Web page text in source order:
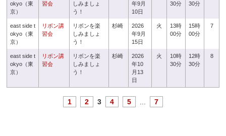
okyo（東
京）
習会
しみましょ
う！
年9月
10日
30分
30分
east side t
okyo（東
京）
リボン講
習会
リボンを楽
しみましょ
う！
杉崎
2026
年9月
15日
火
13時
00分
15時
00分
7
east side t
okyo（東
京）
リボン講
習会
リボンを楽
しみましょ
う！
杉崎
2026
年10
月13
日
火
10時
30分
12時
30分
8
1 2 3 4 5 7